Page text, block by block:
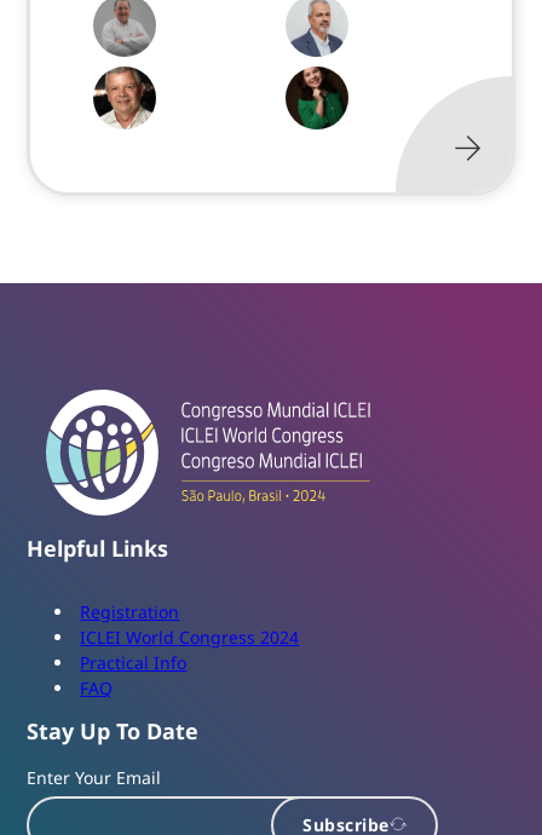
Helpful Links
Registration
ICLEI World Congress 2024
Practical Info
FAQ
Stay Up To Date
Enter Your Email
Subscribe